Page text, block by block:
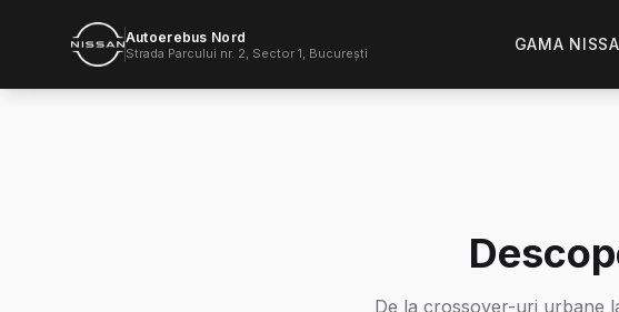
Autoerebus Nord
Strada Parcului nr. 2, Sector 1, București GAMA
De la crossover-uri urbane